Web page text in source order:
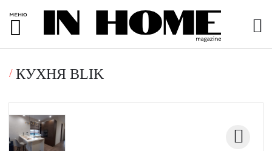
МЕНЮ
КУХНЯ BLIK